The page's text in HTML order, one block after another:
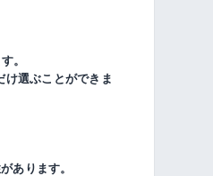
。
選ぶことができま
あります。